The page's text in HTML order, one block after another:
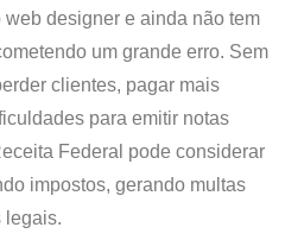
designer e ainda não tem
um grande erro. Sem
clientes, pagar mais
para emitir notas
Federal pode considerar
impostos, gerando multas
legais.